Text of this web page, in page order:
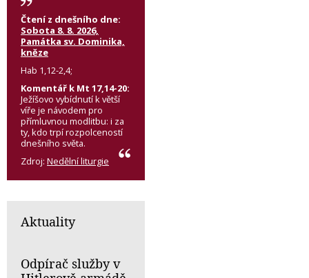
Čtení z dnešního dne:
Sobota 8. 8. 2026,
Památka sv. Dominika,
kněze
Hab 1,12-2,4;
Komentář k Mt 17,14-20:
Ježíšovo vybídnutí k větší
víře je návodem pro
přímluvnou modlitbu: i za
ty, kdo trpí rozpolceností
dnešního světa.
Zdroj: Nedělní liturgie
Aktuality
Odpírač služby v